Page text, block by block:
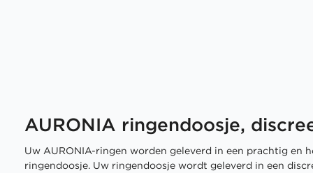
AURONIA ringendoosje,
Uw AURONIA-ringen worden geleverd in een prachtig en
ringendoosje. Uw ringendoosje wordt geleverd in een